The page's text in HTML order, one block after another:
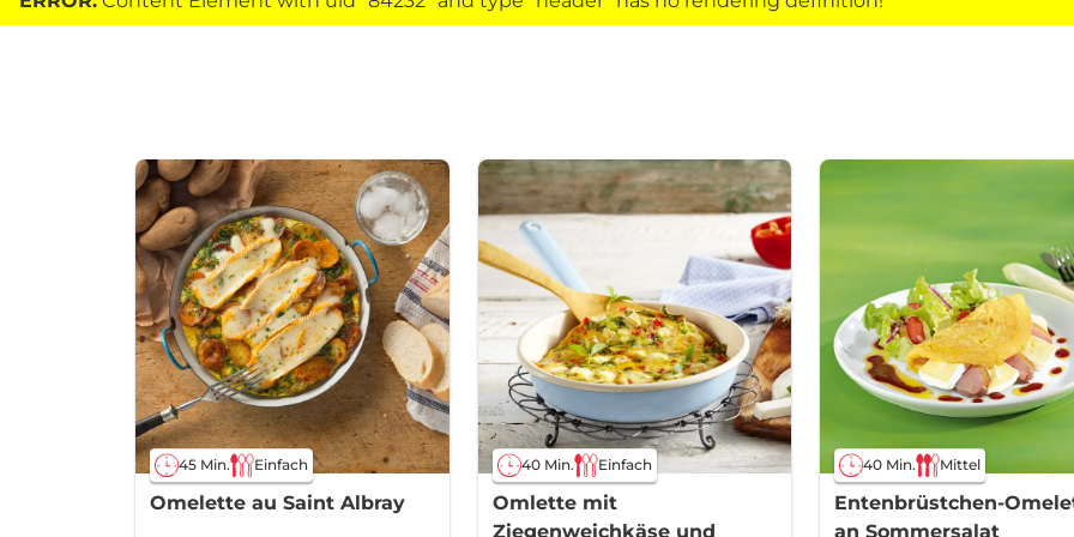
45 Min. Einfach
Omelette au Saint Albray
40 Min. Einfach
Omlette mit
Ziegenweichkäse und
40 Min. Mittel
Entenbrüstchen-
an Sommersalat